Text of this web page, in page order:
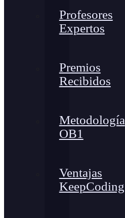
Profesores
Expertos
Premios
Recibidos
Metodología
OB1
Ventajas
KeepCoding